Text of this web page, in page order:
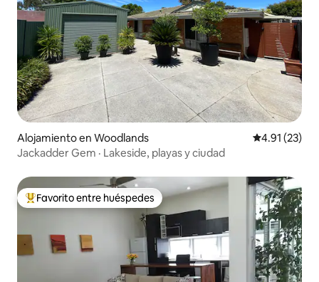
Alojamiento en Woodlands Calificación
4.91 (23)
Jackadder Gem · Lakeside, playas y ciudad
Favorito entre huéspedes preferido
Favorito entre huéspedes